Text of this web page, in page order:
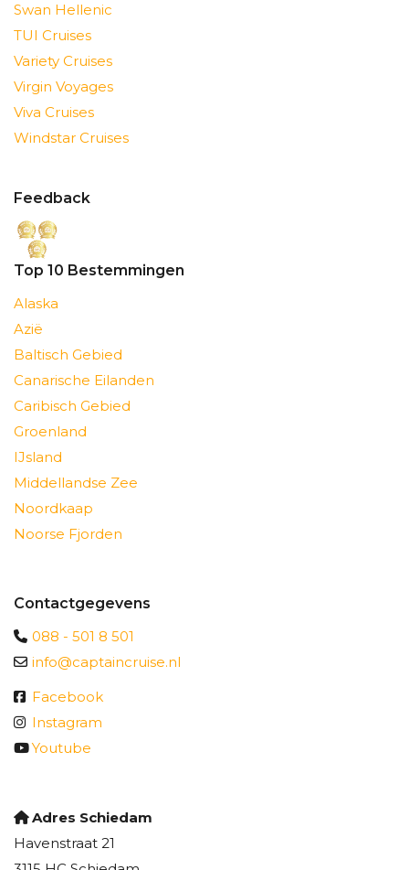
Swan Hellenic
TUI Cruises
Variety Cruises
Virgin Voyages
Viva Cruises
Windstar Cruises
Feedback
Top 10 Bestemmingen
Alaska
Azië
Baltisch Gebied
Canarische Eilanden
Caribisch Gebied
Groenland
IJsland
Middellandse Zee
Noordkaap
Noorse Fjorden
Contactgegevens
088 - 501 8 501
info@captaincruise.nl
Facebook
Instagram
Youtube
Adres Schiedam
Havenstraat 21